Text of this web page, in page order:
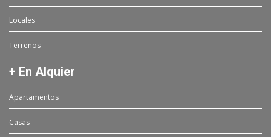
Locales
Terrenos
+ En Alquier
Apartamentos
Casas